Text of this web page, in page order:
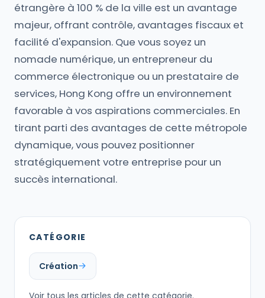
étrangère à 100 % de la ville est un avantage
majeur, offrant contrôle, avantages fiscaux et
facilité d'expansion. Que vous soyez un
nomade numérique, un entrepreneur du
commerce électronique ou un prestataire de
services, Hong Kong offre un environnement
favorable à vos aspirations commerciales. En
tirant parti des avantages de cette métropole
dynamique, vous pouvez positionner
stratégiquement votre entreprise pour un
succès international.
CATÉGORIE
Création
Voir tous les articles de cette catégorie.